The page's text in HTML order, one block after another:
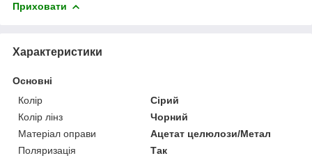
Приховати
Характеристики
Основні
Колір
Сірий
Колір лінз
Чорний
Матеріал оправи
Ацетат целюлози/Метал
Поляризація
Так